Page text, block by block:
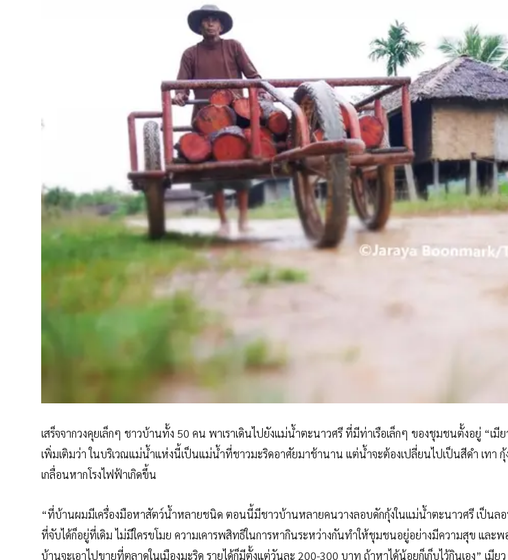
เสร็จจากวงคุยเล็กๆ ชาวบ้านทั้ง 50 คน พาเราเดินไปยังแม่น้ำตะนาวศรี ที่มีท่าเรือเล็กๆ ของชุมชนตั้งอยู่ “เ
เพิ่มเติมว่า ในบริเวณแม่น้ำแห่งนี้เป็นแม่น้ำที่ชาวมะริดอาศัยมาช้านาน แต่น้ำจะต้องเปลี่ยนไปเป็นสีดำ เทา
เกลื่อนหากโรงไฟฟ้าเกิดขึ้น
“ที่บ้านผมมีเครื่องมือหาสัตว์น้ำหลายชนิด ตอนนี้มีชาวบ้านหลายคนวางลอบดักกุ้งในแม่น้ำตะนาวศรี เป็นลอ
ที่จับได้ก็อยู่ที่เดิม ไม่มีใครขโมย ความเคารพสิทธิในการหากินระหว่างกันทำให้ชุมชนอยู่อย่างมีความสุข และ
บ้านจะเอาไปขายที่ตลาดในเมืองมะริด รายได้ก็มีตั้งแต่วันละ 200-300 บาท ถ้าหาได้น้อยก็เก็บไว้กินเอง” เมีย